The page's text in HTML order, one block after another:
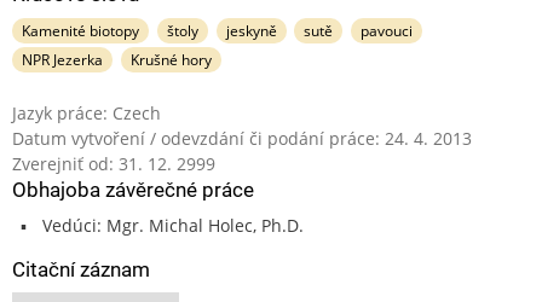
Kamenité biotopy štoly jeskyně sutě
pavouci
NPR Jezerka
Krušné hory
Jazyk práce: Czech
Datum vytvoření / odevzdání či podání práce: 24. 4. 2013
Zverejniť od: 31. 12. 2999
Obhajoba závěrečné práce
Vedúci: Mgr. Michal Holec, Ph.D.
Citační záznam